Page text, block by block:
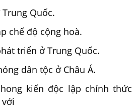
Quốc.
chế độ cộng hoà.
triển ở Trung Quốc.
dân tộc ở Châu Á.
kiến độc lập chính